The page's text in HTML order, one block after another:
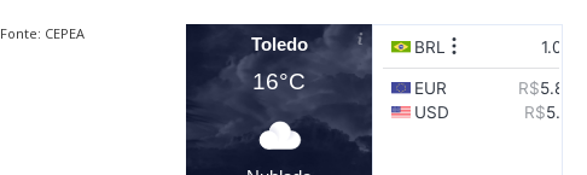
Fonte: CEPEA
Toledo
16°C